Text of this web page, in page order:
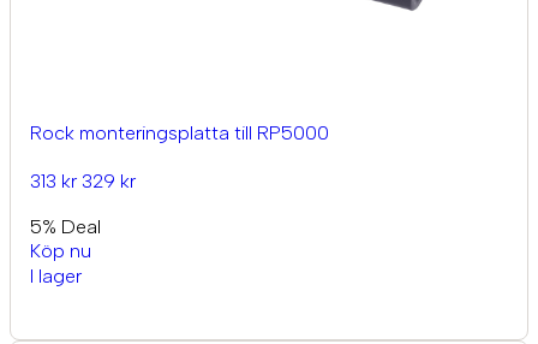
Rock monteringsplatta till RP5000
313 kr 329 kr
5% Deal
Köp nu
I lager